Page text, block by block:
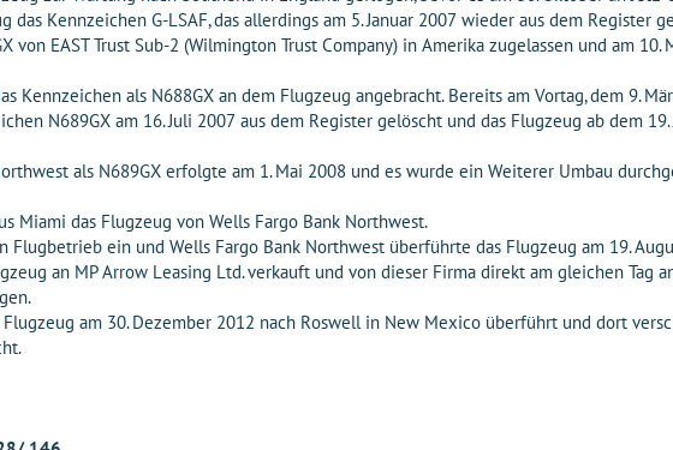
das Kennzeichen G-LSAF, das allerdings am 5. Januar 2007 wieder aus dem Register
von EAST Trust Sub-2 (Wilmington Trust Company) in Amerika zugelassen und am
Kennzeichen als N688GX an dem Flugzeug angebracht. Bereits am Vortag, dem 9.
N689GX am 16. Juli 2007 aus dem Register gelöscht und das Flugzeug ab dem
als N689GX erfolgte am 1. Mai 2008 und es wurde ein Weiterer Umbau
Miami das Flugzeug von Wells Fargo Bank Northwest.
Flugbetrieb ein und Wells Fargo Bank Northwest überführte das Flugzeug am 19.
an MP Arrow Leasing Ltd. verkauft und von dieser Firma direkt am gleichen Tag
am 30. Dezember 2012 nach Roswell in New Mexico überführt und dort